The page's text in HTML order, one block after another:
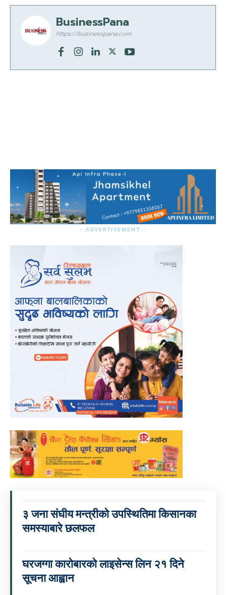
BusinessPana
https://businesspana.com
- ADVERTISEMENT -
३ जना संघीय मन्त्रीको उपस्थितिमा किसानका
समस्याबारे छलफल
घरजग्गा कारोबारको लाइसेन्स लिन २१ दिने
सूचना आह्वान